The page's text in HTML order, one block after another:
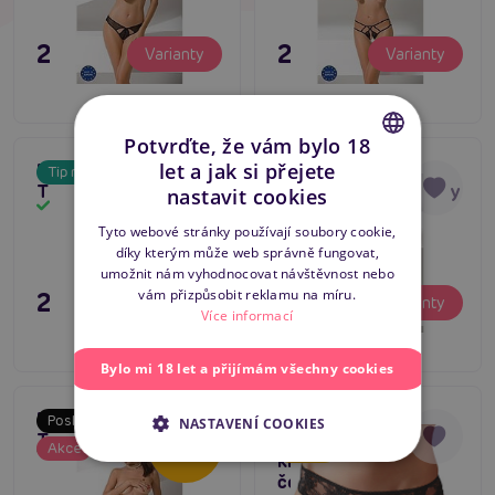
295 Kč Varianty 295 Kč Varianty
Tip na dárek
Passion OMENA
Thong černé kalhotky
295 Kč Varianty
5
Passion LINETTE
Thong černé kalhotky
Skladem
295 Kč Varianty
Poslední šance
Akce
Passion ANTONINA
Thong černé kalhotky
Skladem
Tip na dárek
Cottelli Lingerie
Briefs (C2310155),
krajkové kalhotky
černé
ENGLISH
Potvrďte, že vám bylo 18
let a jak si přejete
nastavit cookies
Tyto webové stránky používají soubory cookie,
díky kterým může web správně fungovat,
umožnit nám vyhodnocovat návštěvnost nebo
vám přizpůsobit reklamu na míru.
Více informací
Bylo mi 18 let a přijímám všechny cookies
NASTAVENÍ COOKIES